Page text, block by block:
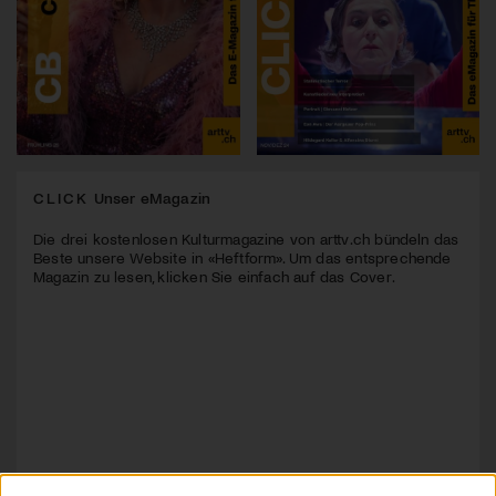
CLICK Unser eMagazin
Die drei kostenlosen Kulturmagazine von arttv.ch bündeln das
Beste unsere Website in «Heftform». Um das entsprechende
Magazin zu lesen, klicken Sie einfach auf das Cover.